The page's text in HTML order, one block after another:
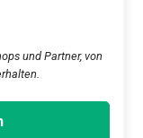
und Partner, von